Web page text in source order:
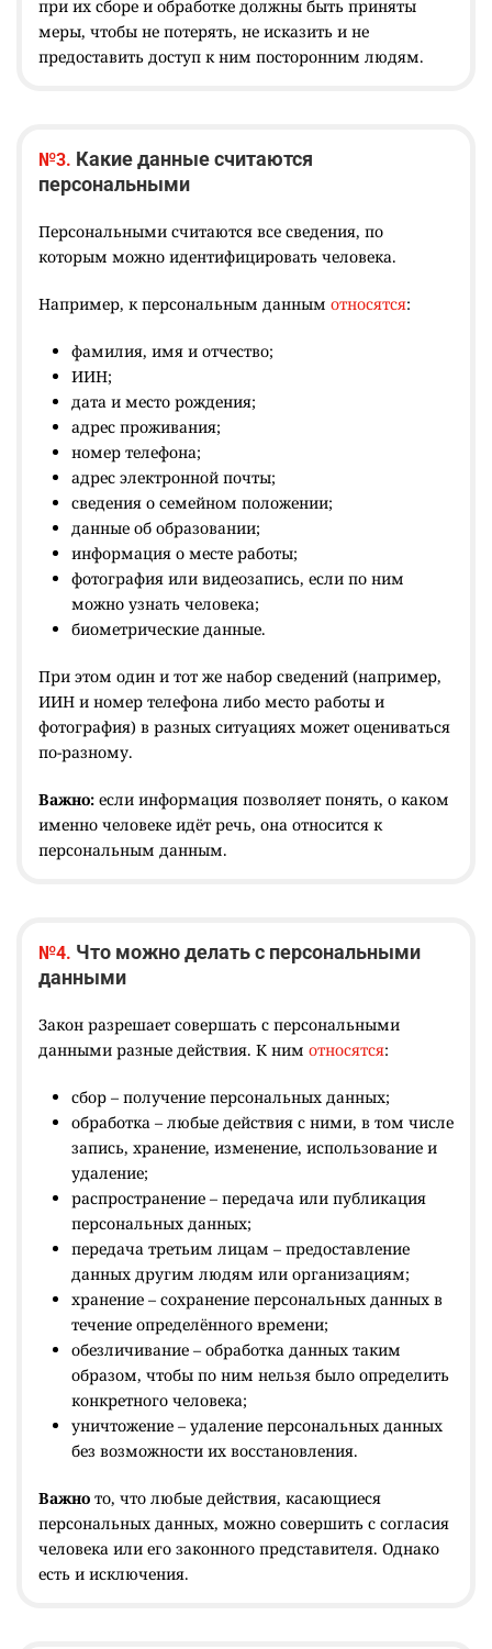
при их сборе и обработке должны быть приняты
меры, чтобы не потерять, не исказить и не
предоставить доступ к ним посторонним людям.
№3. Какие данные считаются
персональными
Персональными считаются все сведения, по
которым можно идентифицировать человека.
Например, к персональным данным относятся:
фамилия, имя и отчество;
ИИН;
дата и место рождения;
адрес проживания;
номер телефона;
адрес электронной почты;
сведения о семейном положении;
данные об образовании;
информация о месте работы;
фотография или видеозапись, если по ним
можно узнать человека;
биометрические данные.
При этом один и тот же набор сведений (например,
ИИН и номер телефона либо место работы и
фотография) в разных ситуациях может оцениваться
по-разному.
Важно: если информация позволяет понять, о каком
именно человеке идёт речь, она относится к
персональным данным.
№4. Что можно делать с персональными
данными
Закон разрешает совершать с персональными
данными разные действия. К ним относятся:
сбор – получение персональных данных;
обработка – любые действия с ними, в том числе
запись, хранение, изменение, использование и
удаление;
распространение – передача или публикация
персональных данных;
передача третьим лицам – предоставление
данных другим людям или организациям;
хранение – сохранение персональных данных в
течение определённого времени;
обезличивание – обработка данных таким
образом, чтобы по ним нельзя было определить
конкретного человека;
уничтожение – удаление персональных данных
без возможности их восстановления.
Важно то, что любые действия, касающиеся
персональных данных, можно совершить с согласия
человека или его законного представителя. Однако
есть и исключения.